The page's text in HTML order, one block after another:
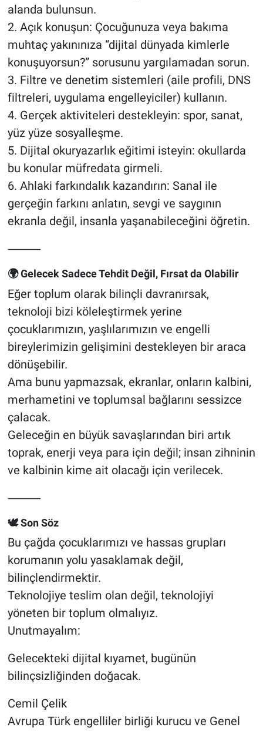
alanda bulunsun.
2. Açık konuşun: Çocuğunuza veya bakıma
muhtaç yakınınıza “dijital dünyada kimlerle
konuşuyorsun?” sorusunu yargılamadan sorun.
3. Filtre ve denetim sistemleri (aile profili, DNS
filtreleri, uygulama engelleyiciler) kullanın.
4. Gerçek aktiviteleri destekleyin: spor, sanat,
yüz yüze sosyalleşme.
5. Dijital okuryazarlık eğitimi isteyin: okullarda
bu konular müfredata girmeli.
6. Ahlaki farkındalık kazandırın: Sanal ile
gerçeğin farkını anlatın, sevgi ve saygının
ekranla değil, insanla yaşanabileceğini öğretin.
⸻
🌍 Gelecek Sadece Tehdit Değil, Fırsat da Olabilir
Eğer toplum olarak bilinçli davranırsak,
teknoloji bizi köleleştirmek yerine
çocuklarımızın, yaşlılarımızın ve engelli
bireylerimizin gelişimini destekleyen bir araca
dönüşebilir.
Ama bunu yapmazsak, ekranlar, onların kalbini,
merhametini ve toplumsal bağlarını sessizce
çalacak.
Geleceğin en büyük savaşlarından biri artık
toprak, enerji veya para için değil; insan zihninin
ve kalbinin kime ait olacağı için verilecek.
⸻
🕊️ Son Söz
Bu çağda çocuklarımızı ve hassas grupları
korumanın yolu yasaklamak değil,
bilinçlendirmektir.
Teknolojiye teslim olan değil, teknolojiyi
yöneten bir toplum olmalıyız.
Unutmayalım:
Gelecekteki dijital kıyamet, bugünün
bilinçsizliğinden doğacak.
Cemil Çelik
Avrupa Türk engelliler birliği kurucu ve Genel